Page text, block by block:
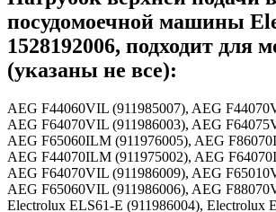
посудомоечной машины
1528192006, подходит для
(указаны не все):
AEG F44060VIL (911985007), AEG
AEG F64070VIL (911986003), AEG
AEG F65060ILM (911976005), AEG
AEG F44070ILM (911975002), AEG
AEG F64070VIL (911986009), AEG
AEG F65060VIL (911986006), AEG
Electrolux ELS61-E (911986004), Electrolux